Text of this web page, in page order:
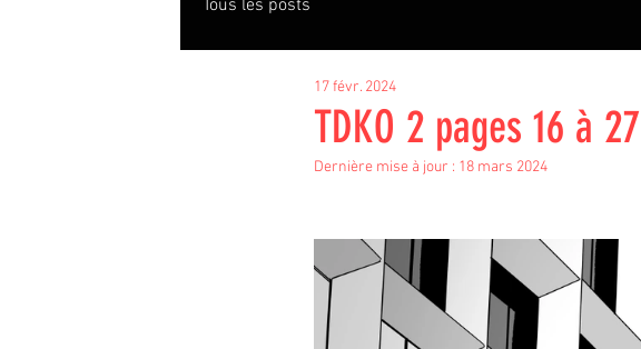
Tous les posts
TDKO 2 pages 16 à 27
17 févr. 2024
Dernière mise à jour : 18 mars 2024